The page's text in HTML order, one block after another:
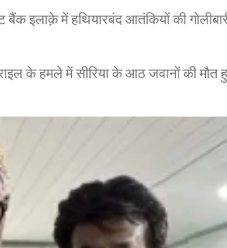
इलाक़े में हथियारबंद आतंकियों की
के हमले में सीरिया के आठ जवानों की